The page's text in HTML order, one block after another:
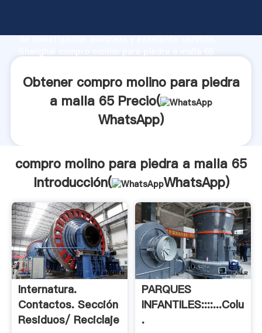
de investigación avanzada y excelente servicio,
clientes.
Obtener compro molino para piedra
a malla 65 Precio(
WhatsApp)
compro molino para piedra a malla 65
Introducción(
WhatsApp)
Internatura.
Contactos. Sección
Residuos/ Reciclaje
PARQUES
.